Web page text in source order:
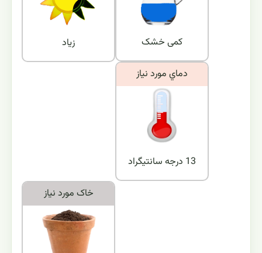
زیاد کمی خشک
دماي مورد نياز
13 درجه سانتیگراد
خاک مورد نياز